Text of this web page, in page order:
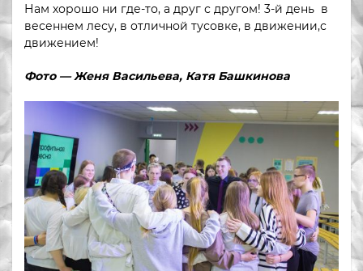
Нам хорошо ни где-то, а друг с другом! 3-й день в
весеннем лесу, в отличной тусовке, в движении,с
движением!
Фото — Женя Васильева, Катя Башкинова